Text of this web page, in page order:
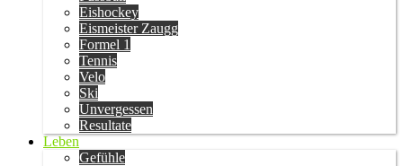
Eishockey
Eismeister Zaugg
Formel 1
Tennis
Velo
Ski
Unvergessen
Resultate
Leben
Gefühle